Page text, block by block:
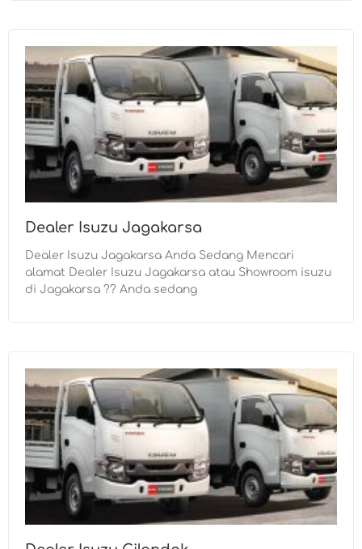
Dealer Isuzu Jagakarsa
Dealer Isuzu Jagakarsa Anda Sedang Mencari
alamat Dealer Isuzu Jagakarsa atau Showroom isuzu
di Jagakarsa ?? Anda sedang